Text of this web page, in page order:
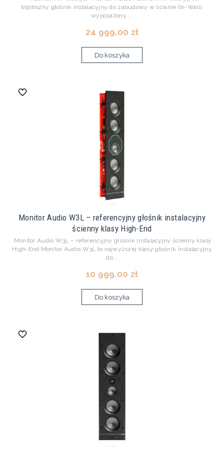
trójdrożny głośnik instalacyjny do zabudowy w ścianie (In-Wall),
wyposażony ...
24 999,00 zł
Do koszyka
Monitor Audio W3L – referencyjny głośnik instalacyjny
ścienny klasy High-End
Monitor Audio W3L – referencyjny głośnik instalacyjny ścienny klasy
High-End Monitor Audio W3L to najwyższej klasy głośnik instalacyjny
do...
10 999,00 zł
Do koszyka